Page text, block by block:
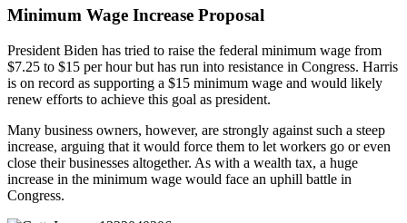
Minimum Wage Increase Proposal
President Biden has tried to raise the federal minimum wage from
$7.25 to $15 per hour but has run into resistance in Congress. Harris
is on record as supporting a $15 minimum wage and would likely
renew efforts to achieve this goal as president.
Many business owners, however, are strongly against such a steep
increase, arguing that it would force them to let workers go or even
close their businesses altogether. As with a wealth tax, a huge
increase in the minimum wage would face an uphill battle in
Congress.